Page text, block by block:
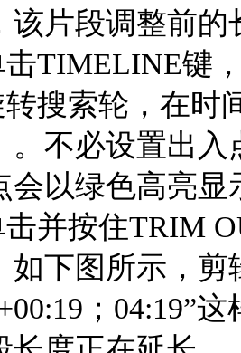
该片段调整前的
TIMELINE键
搜索轮，在时
。不必设置出
会以绿色高亮显
并按住TRIM
如下图所示，剪
；04:19”